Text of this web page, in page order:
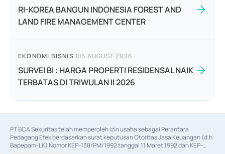
RI-KOREA BANGUN INDONESIA FOREST AND
LAND FIRE MANAGEMENT CENTER
EKONOMI BISNIS |06 AUGUST 2026
SURVEI BI : HARGA PROPERTI RESIDENSAL NAIK
TERBATAS DI TRIWULAN II 2026
PT BCA Sekuritas telah memperoleh izin usaha sebagai Perantara
Pedagang Efek berdasarkan surat keputusan Otoritas Jasa Keuangan (d.h
Bapepam-LK) Nomor KEP-138/PM/1992 tanggal 11 Maret 1992 dan KEP-